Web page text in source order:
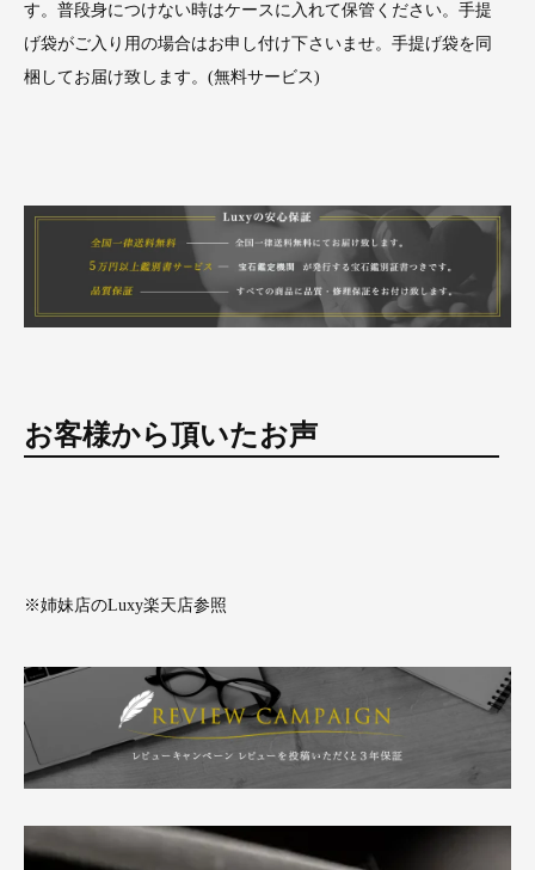
す。普段身につけない時はケースに入れて保管ください。手提
げ袋がご入り用の場合はお申し付け下さいませ。手提げ袋を同
梱してお届け致します。(無料サービス)
お客様から頂いたお声
※姉妹店のLuxy楽天店参照